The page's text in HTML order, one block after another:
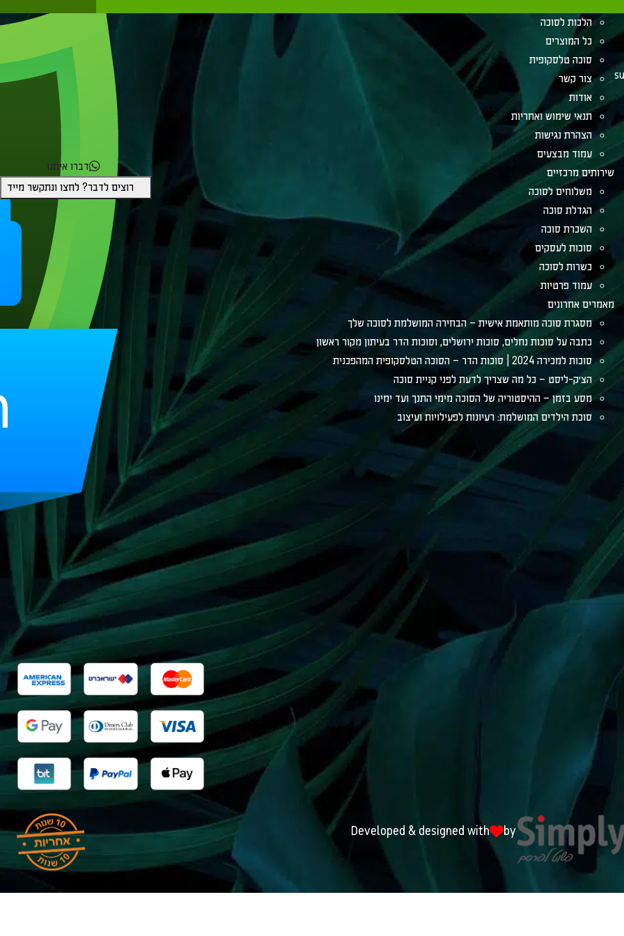
הלכות לסוכה
כל המוצרים
סוכה טלסקופית
צור קשר
אודות
תנאי שימוש ואחריות
הצהרת נגישות
עמוד מבצעים
שירותים מרכזיים
משלוחים לסוכה
הגדלת סוכה
השכרת סוכה
סוכות לעסקים
כשרות לסוכה
עמוד פרטיות
מאמרים אחרונים
מסגרת סוכה מותאמת אישית – הבחירה המושלמת לסוכה שלך
כתבה על סוכות נחלים, סוכות ירושלים, וסוכות הדר בעיתון מקור ראשון
סוכות למכירה 2024 | סוכות הדר – הסוכה הטלסקופית המהפכנית
הצ׳ק-ליסט – כל מה שצריך לדעת לפני קניית סוכה
מסע בזמן – ההיסטוריה של הסוכה מימי התנך ועד ימינו
סוכת הילדים המושלמת: רעיונות לפעילויות ועיצוב
Developed & designed with by
דברו איתנו
רוצים לדבר? לחצו ונתקשר מייד